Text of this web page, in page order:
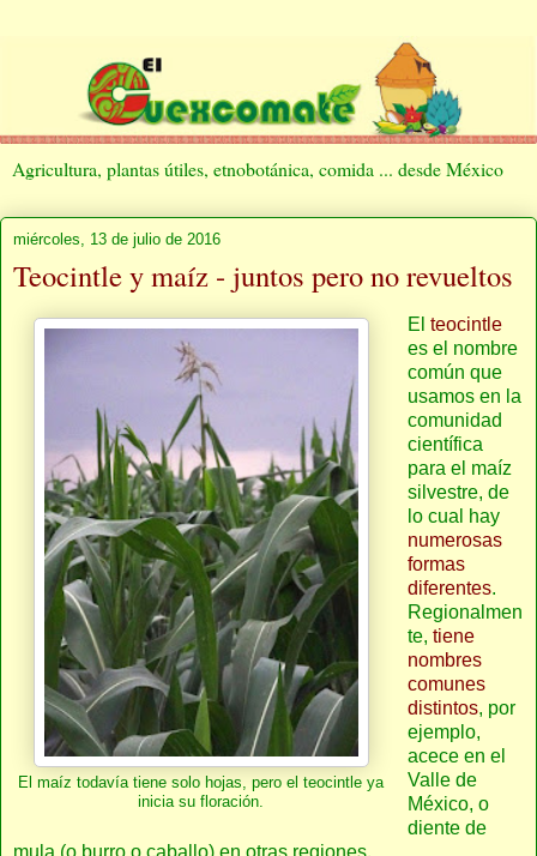
Agricultura, plantas útiles, etnobotánica, comida ... desde México
miércoles, 13 de julio de 2016
Teocintle y maíz - juntos pero no revueltos
El maíz todavía tiene solo hojas, pero el teocintle ya
inicia su floración.
El teocintle
es el nombre
común que
usamos en la
comunidad
científica
para el maíz
silvestre, de
lo cual hay
numerosas
formas
diferentes.
Regionalmen
te, tiene
nombres
comunes
distintos, por
ejemplo,
acece en el
Valle de
México, o
diente de